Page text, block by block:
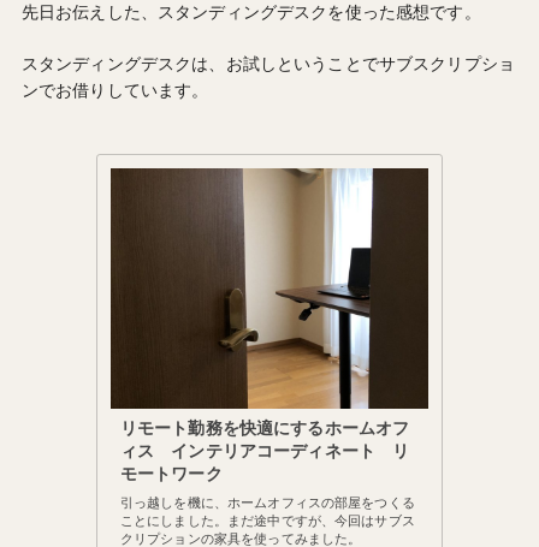
先日お伝えした、スタンディングデスクを使った感想です。
スタンディングデスクは、お試しということでサブスクリプショ
ンでお借りしています。
リモート勤務を快適にするホームオフ
ィス インテリアコーディネート リ
モートワーク
引っ越しを機に、ホームオフィスの部屋をつくる
ことにしました。まだ途中ですが、今回はサブス
クリプションの家具を使ってみました。